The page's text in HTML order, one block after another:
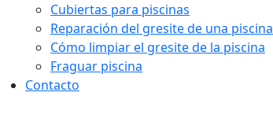
Cubiertas para piscinas
Reparación del gresite de una piscina
Cómo limpiar el gresite de la piscina
Fraguar piscina
Contacto